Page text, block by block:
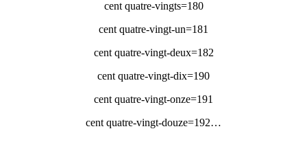
180=cent quatre-vingts
181=cent quatre-vingt-un
182=cent quatre-vingt-deux
190=cent quatre-vingt-dix
191=cent quatre-vingt-onze
…192=cent quatre-vingt-douze